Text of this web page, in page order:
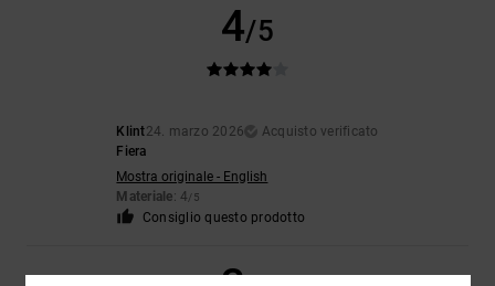
4/5
Klint24. marzo 2026
Acquisto verificato
Fiera
Mostra originale - English
Materiale: 4/5
Consiglio questo prodotto